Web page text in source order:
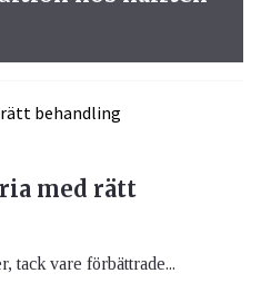
med rätt
tack vare förbättrade...